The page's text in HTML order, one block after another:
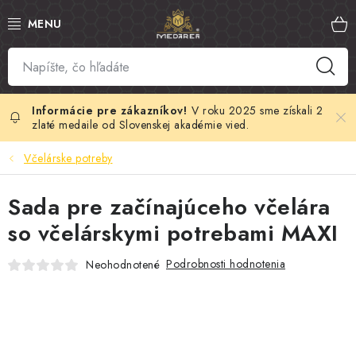
na
SLOVENSKÝ MED
MANUKA MED
VČELÍ PEĽ
MATERSKÁ KAŠIČKA
VČELÍ JED
V roku 2025 sme získali 2
zlaté medaile od Slovenskej akadémie vied.
Včelárske potreby
Sada pre začínajúceho včelára
so včelárskymi potrebami MAXI
Neohodnotené Podrobnosti hodnotenia